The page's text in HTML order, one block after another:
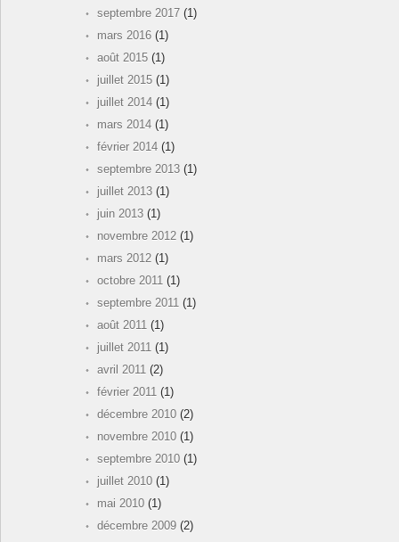
septembre 2017 (1)
mars 2016 (1)
août 2015 (1)
juillet 2015 (1)
juillet 2014 (1)
mars 2014 (1)
février 2014 (1)
septembre 2013 (1)
juillet 2013 (1)
juin 2013 (1)
novembre 2012 (1)
mars 2012 (1)
octobre 2011 (1)
septembre 2011 (1)
août 2011 (1)
juillet 2011 (1)
avril 2011 (2)
février 2011 (1)
décembre 2010 (2)
novembre 2010 (1)
septembre 2010 (1)
juillet 2010 (1)
mai 2010 (1)
décembre 2009 (2)